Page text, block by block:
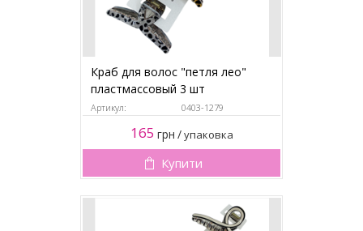
Краб для волос "петля лео"
пластмассовый 3 шт
Артикул: 0403-1279
165 грн /упаковка
Купити